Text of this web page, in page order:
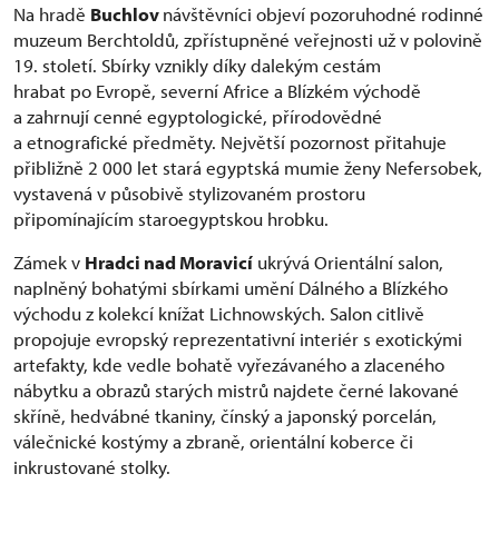
Na hradě Buchlovnávštěvníci objeví pozoruhodné rodinné
muzeum Berchtoldů, zpřístupněné veřejnosti už v polovině
19. století. Sbírky vznikly díky dalekým cestám
hrabat po Evropě, severní Africe a Blízkém východě
a zahrnují cenné egyptologické, přírodovědné
a etnografické předměty. Největší pozornost přitahuje
přibližně 2 000 let stará egyptská mumie ženy Nefersobek,
vystavená v působivě stylizovaném prostoru
připomínajícím staroegyptskou hrobku.
Zámek v Hradci nad Moravicí ukrývá Orientální salon,
naplněný bohatými sbírkami umění Dálného a Blízkého
východu z kolekcí knížat Lichnowských. Salon citlivě
propojuje evropský reprezentativní interiér s exotickými
artefakty, kde vedle bohatě vyřezávaného a zlaceného
nábytku a obrazů starých mistrů najdete černé lakované
skříně, hedvábné tkaniny, čínský a japonský porcelán,
válečnické kostýmy a zbraně, orientální koberce či
inkrustované stolky.